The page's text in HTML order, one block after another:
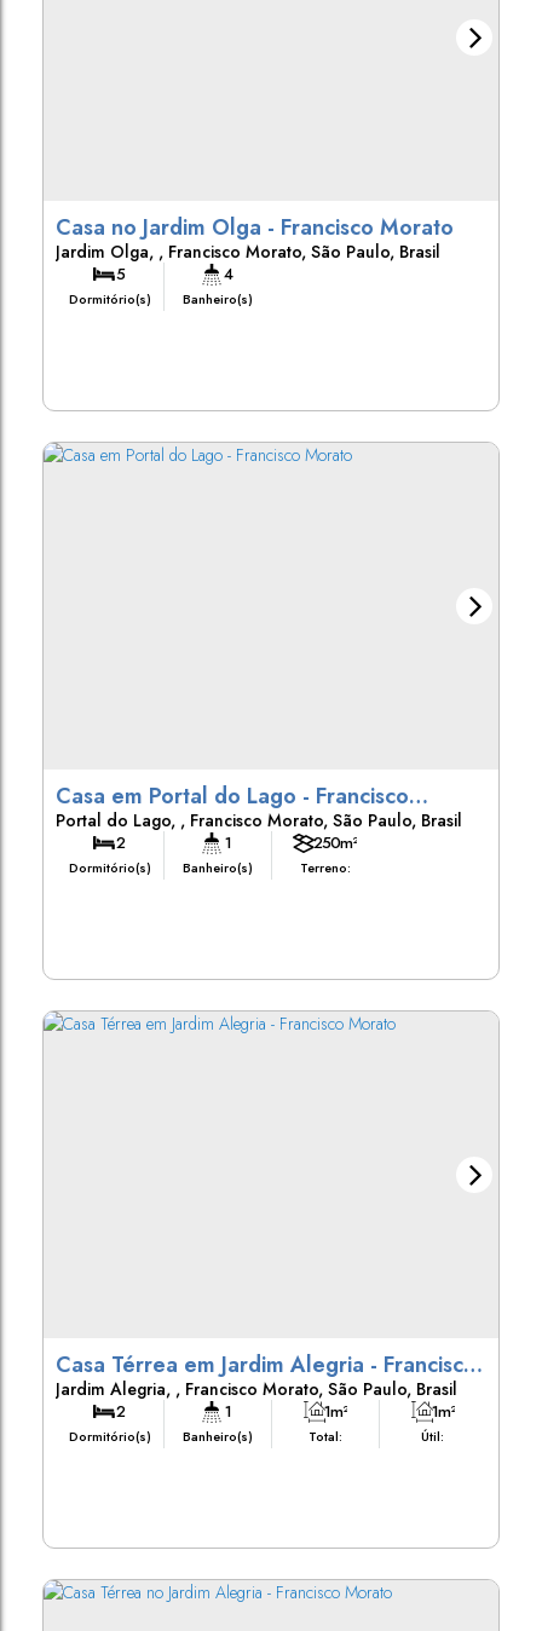
Casa no Jardim Olga - Francisco Morato
Jardim Olga , Francisco Morato, São Paulo, Brasil
5
Dormitório(s)
4
Banheiro(s)
Casa em Portal do Lago - Francisco
Morato
Portal do Lago , Francisco Morato, São Paulo, Brasil
2
Dormitório(s)
1
Banheiro(s) Terreno:
250m²
Casa Térrea em Jardim Alegria - Francisco
Morato
Jardim Alegria , Francisco Morato, São Paulo, Brasil
2
Dormitório(s)
1
Banheiro(s) Total:
1m²
Útil:
1m²